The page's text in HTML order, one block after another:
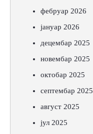
фебруар 2026
јануар 2026
децембар 2025
новембар 2025
октобар 2025
септембар 2025
август 2025
јул 2025